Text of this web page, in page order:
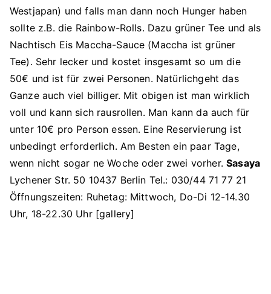
Westjapan) und falls man dann noch Hunger haben
sollte z.B. die Rainbow-Rolls. Dazu grüner Tee und als
Nachtisch Eis Maccha-Sauce (Maccha ist grüner
Tee). Sehr lecker und kostet insgesamt so um die
50€ und ist für zwei Personen. Natürlichgeht das
Ganze auch viel billiger. Mit obigen ist man wirklich
voll und kann sich rausrollen. Man kann da auch für
unter 10€ pro Person essen. Eine Reservierung ist
unbedingt erforderlich. Am Besten ein paar Tage,
wenn nicht sogar ne Woche oder zwei vorher.Sasaya
Lychener Str. 50 10437 Berlin Tel.: 030/44 71 77 21
Öffnungszeiten: Ruhetag: Mittwoch, Do-Di 12-14.30
Uhr, 18-22.30 Uhr [gallery]